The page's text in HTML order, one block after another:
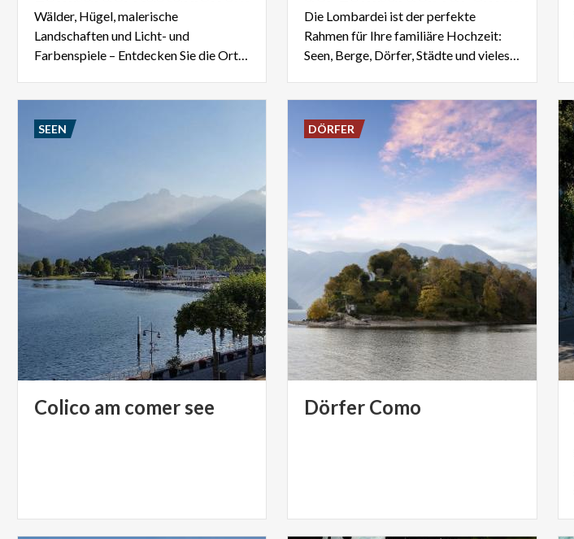
Wälder, Hügel, malerische
Landschaften und Licht- und
Die Lombardei ist der perfekte
Rahmen für Ihre familiäre Hochzeit:
Colico am comer see
SEEN
Dörfer Como
DÖRFER